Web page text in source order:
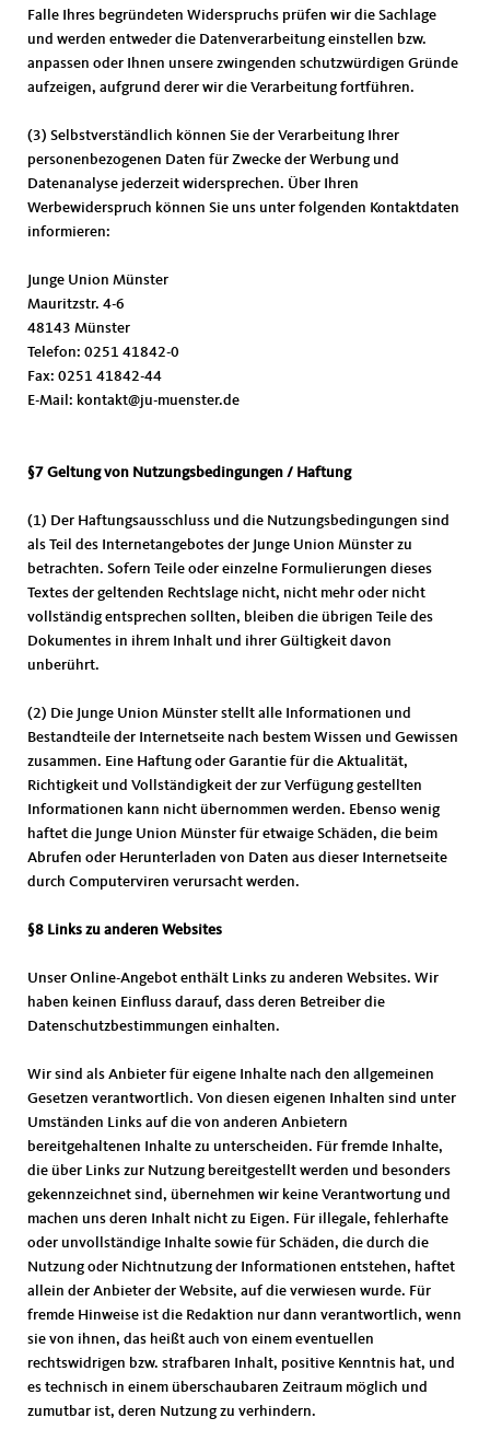
Falle Ihres begründeten Widerspruchs prüfen wir die Sachlage
und werden entweder die Datenverarbeitung einstellen bzw.
anpassen oder Ihnen unsere zwingenden schutzwürdigen Gründe
aufzeigen, aufgrund derer wir die Verarbeitung fortführen.
(3) Selbstverständlich können Sie der Verarbeitung Ihrer
personenbezogenen Daten für Zwecke der Werbung und
Datenanalyse jederzeit widersprechen. Über Ihren
Werbewiderspruch können Sie uns unter folgenden Kontaktdaten
informieren:
Junge Union Münster
Mauritzstr. 4-6
48143 Münster
Telefon: 0251 41842-0
Fax: 0251 41842-44
E-Mail: kontakt@ju-muenster.de
§7 Geltung von Nutzungsbedingungen / Haftung
(1) Der Haftungsausschluss und die Nutzungsbedingungen sind
als Teil des Internetangebotes der Junge Union Münster zu
betrachten. Sofern Teile oder einzelne Formulierungen dieses
Textes der geltenden Rechtslage nicht, nicht mehr oder nicht
vollständig entsprechen sollten, bleiben die übrigen Teile des
Dokumentes in ihrem Inhalt und ihrer Gültigkeit davon
unberührt.
(2) Die Junge Union Münster stellt alle Informationen und
Bestandteile der Internetseite nach bestem Wissen und Gewissen
zusammen. Eine Haftung oder Garantie für die Aktualität,
Richtigkeit und Vollständigkeit der zur Verfügung gestellten
Informationen kann nicht übernommen werden. Ebenso wenig
haftet die Junge Union Münster für etwaige Schäden, die beim
Abrufen oder Herunterladen von Daten aus dieser Internetseite
durch Computerviren verursacht werden.
§8 Links zu anderen Websites
Unser Online-Angebot enthält Links zu anderen Websites. Wir
haben keinen Einfluss darauf, dass deren Betreiber die
Datenschutzbestimmungen einhalten.
Wir sind als Anbieter für eigene Inhalte nach den allgemeinen
Gesetzen verantwortlich. Von diesen eigenen Inhalten sind unter
Umständen Links auf die von anderen Anbietern
bereitgehaltenen Inhalte zu unterscheiden. Für fremde Inhalte,
die über Links zur Nutzung bereitgestellt werden und besonders
gekennzeichnet sind, übernehmen wir keine Verantwortung und
machen uns deren Inhalt nicht zu Eigen. Für illegale, fehlerhafte
oder unvollständige Inhalte sowie für Schäden, die durch die
Nutzung oder Nichtnutzung der Informationen entstehen, haftet
allein der Anbieter der Website, auf die verwiesen wurde. Für
fremde Hinweise ist die Redaktion nur dann verantwortlich, wenn
sie von ihnen, das heißt auch von einem eventuellen
rechtswidrigen bzw. strafbaren Inhalt, positive Kenntnis hat, und
es technisch in einem überschaubaren Zeitraum möglich und
zumutbar ist, deren Nutzung zu verhindern.